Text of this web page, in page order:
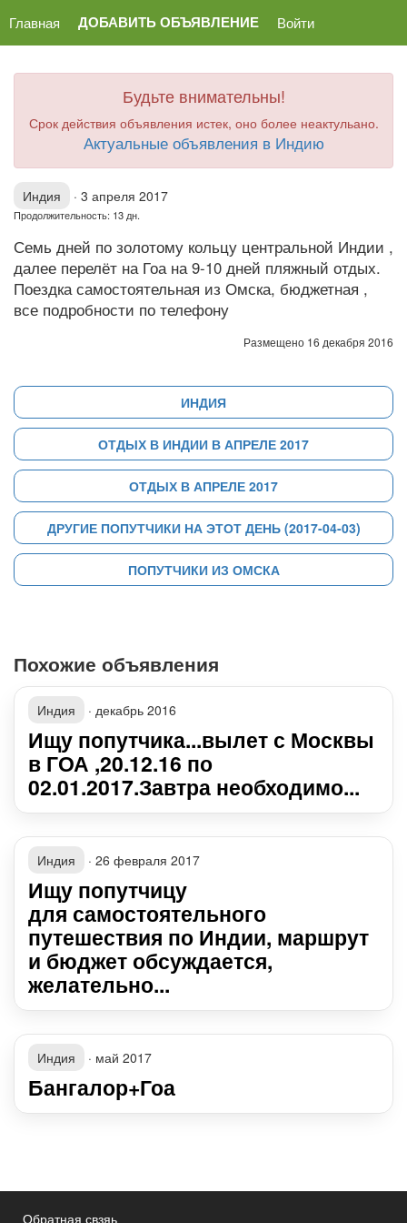
Главная ДОБАВИТЬ ОБЪЯВЛЕНИЕ Войти
Будьте внимательны!
Срок действия объявления истек, оно более неактульано.
Актуальные объявления в Индию
Индия · 3 апреля 2017
Продолжительность: 13 дн.
Семь дней по золотому кольцу центральной Индии ,
далее перелёт на Гоа на 9-10 дней пляжный отдых.
Поездка самостоятельная из Омска, бюджетная ,
все подробности по телефону
Размещено 16 декабря 2016
ИНДИЯ
ОТДЫХ В ИНДИИ В АПРЕЛЕ 2017
ОТДЫХ В АПРЕЛЕ 2017
ДРУГИЕ ПОПУТЧИКИ НА ЭТОТ ДЕНЬ (2017-04-03)
ПОПУТЧИКИ ИЗ ОМСКА
Похожие объявления
Индия · декабрь 2016
Ищу попутчика...вылет с Москвы
в ГОА ,20.12.16 по
02.01.2017.Завтра необходимо...
Индия · 26 февраля 2017
Ищу попутчицу
для самостоятельного
путешествия по Индии, маршрут
и бюджет обсуждается,
желательно...
Индия · май 2017
Бангалор+Гоа
Обратная свзяь